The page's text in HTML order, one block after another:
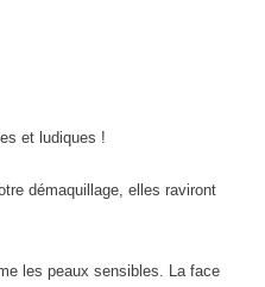
et ludiques !
démaquillage, elles raviront
les peaux sensibles. La face